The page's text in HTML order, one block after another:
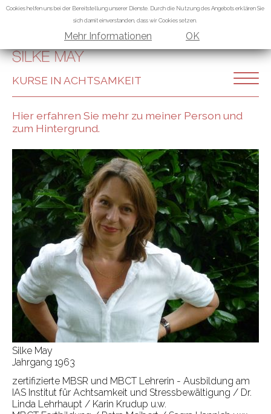
KURSE IN ACHTSAMKEIT
Hier erfahren Sie mehr zu meiner Person und
zum Hintergrund.
Silke May
Jahrgang 1963
zertifizierte MBSR und MBCT Lehrerin - Ausbildung am
IAS Institut für Achtsamkeit und Stressbewältigung / Dr.
Linda Lehrhaupt / Karin Krudup u.w.
Cookies helfen uns bei der Bereitstellung unserer Dienste. Durch die Nutzung des Angebots erklären Sie
sich damit einverstanden, dass wir Cookies setzen.
Mehr Informationen OK